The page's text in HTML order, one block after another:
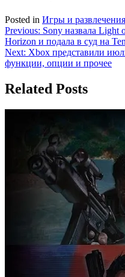
Posted in Игры и развлечения
Навигация
по
записям
Previous: Sony назвала Light
Horizon и подала в суд на
Next: Xbox представили
функции, опции и прочее
Related Posts